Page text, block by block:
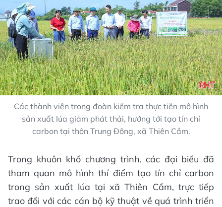
Các thành viên trong đoàn kiểm tra thực tiễn mô hình
sản xuất lúa giảm phát thải, hướng tới tạo tín chỉ
carbon tại thôn Trung Đông, xã Thiên Cầm.
Trong khuôn khổ chương trình, các đại biểu đã
tham quan mô hình thí điểm tạo tín chỉ carbon
trong sản xuất lúa tại xã Thiên Cầm, trực tiếp
trao đổi với các cán bộ kỹ thuật về quá trình triển